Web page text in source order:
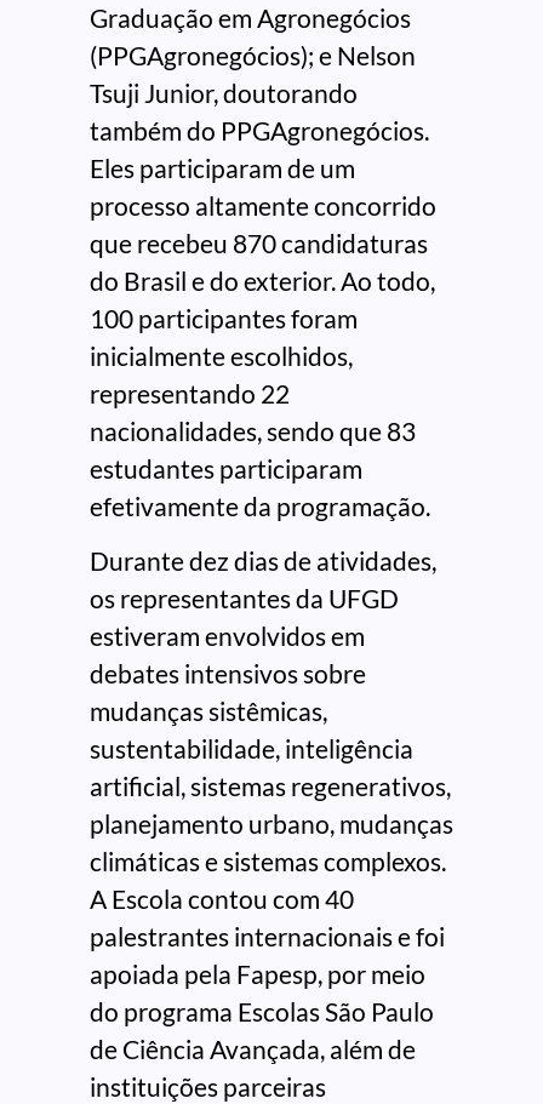
Graduação em Agronegócios
(PPGAgronegócios); e Nelson
Tsuji Junior, doutorando
também do PPGAgronegócios.
Eles participaram de um
processo altamente concorrido
que recebeu 870 candidaturas
do Brasil e do exterior. Ao todo,
100 participantes foram
inicialmente escolhidos,
representando 22
nacionalidades, sendo que 83
estudantes participaram
efetivamente da programação.
Durante dez dias de atividades,
os representantes da UFGD
estiveram envolvidos em
debates intensivos sobre
mudanças sistêmicas,
sustentabilidade, inteligência
artificial, sistemas regenerativos,
planejamento urbano, mudanças
climáticas e sistemas complexos.
A Escola contou com 40
palestrantes internacionais e foi
apoiada pela Fapesp, por meio
do programa Escolas São Paulo
de Ciência Avançada, além de
instituições parceiras